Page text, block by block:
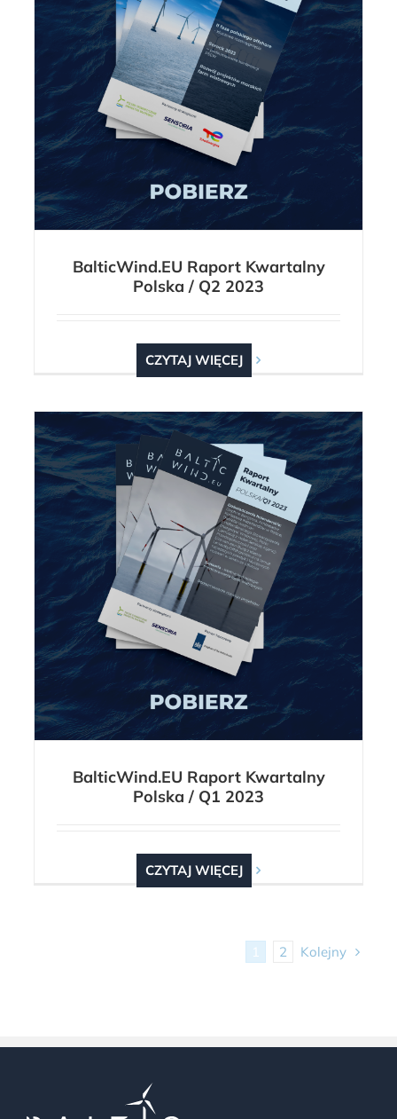
BalticWind.EU Raport Kwartalny
Polska / Q2 2023
CZYTAJ WIĘCEJ
BalticWind.EU Raport Kwartalny
Polska / Q1 2023
CZYTAJ WIĘCEJ
1 2 Kolejny